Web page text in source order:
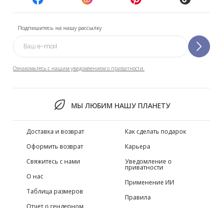
Подпишитесь на нашу рассылку
Ознакомьтесь с нашим уведомлением о приватности.
МЫ ЛЮБИМ НАШУ ПЛАНЕТУ
Доставка и возврат
Оформить возврат
Свяжитесь с нами
О нас
Таблица размеров
Отчет о гендерном
Как сделать подарок
Карьера
Уведомление о
приватности
Применение ИИ
Правила